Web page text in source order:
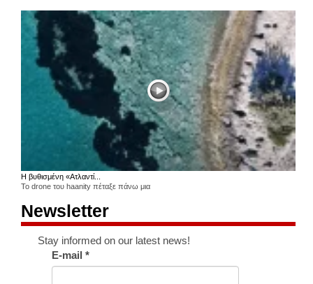
Η βυθισμένη «Ατλαντί...
Το drone του haanity πέταξε πάνω μια
Newsletter
Stay informed on our latest news!
E-mail*